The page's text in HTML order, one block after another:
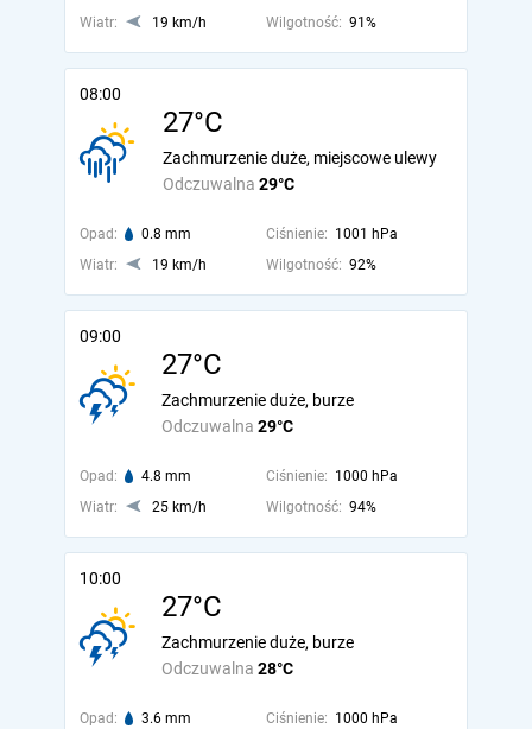
Wiatr: 19 km/h Wilgotność: 91%
08:00
27°C
Odczuwalna 29°C
Zachmurzenie duże, miejscowe ulewy
Opad: 0.8 mm Ciśnienie: 1001 hPa
Wiatr:
19 km/h Wilgotność: 92%
09:00
27°C
Odczuwalna 29°C
Zachmurzenie duże, burze
Opad: 4.8 mm Ciśnienie: 1000 hPa
Wiatr:
25 km/h Wilgotność: 94%
10:00
27°C
Odczuwalna 28°C
Zachmurzenie duże, burze
Opad: 3.6 mm Ciśnienie: 1000 hPa